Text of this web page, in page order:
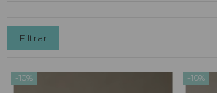
Filtrar
-10% -10%